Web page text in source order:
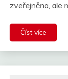
zveřejněna, ale
Číst více